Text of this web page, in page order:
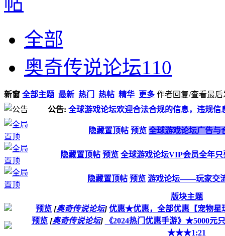
全部
奥奇传说论坛110
新窗 全部主题 最新 热门 热帖 精华 更多 作者回复/查看最后
公告: 全球游戏论坛欢迎合法合规的信息，违规信
隐藏置顶帖 预览 全球游戏论坛广告与
隐藏置顶帖 预览 全球游戏论坛VIP会员全年
隐藏置顶帖 预览 游戏论坛——玩家交
版块主题
预览 [奥奇传说论坛] 优惠★优惠，全部优惠【宠物星
预览 [奥奇传说论坛]
《2024热门优惠手游》★5000元
★★★1:21